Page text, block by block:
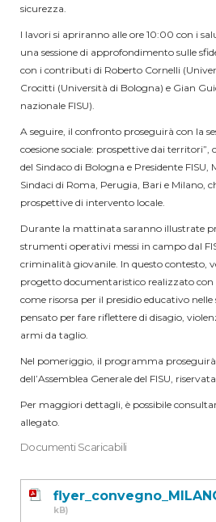
sicurezza.
I lavori si apriranno alle ore 10:00 con i
una sessione di approfondimento sulle
con i contributi di Roberto Cornelli
Crocitti (Università di Bologna) e Gian
nazionale FISU).
A seguire, il confronto proseguirà con la
coesione sociale: prospettive dai territori”,
del Sindaco di Bologna e Presidente FISU,
Sindaci di Roma, Perugia, Bari e Milano,
prospettive di intervento locale.
Durante la mattinata saranno illustrate
strumenti operativi messi in campo dal
criminalità giovanile. In questo contesto,
progetto documentaristico realizzato con
come risorsa per il presidio educativo
pensato per fare riflettere di disagio,
armi da taglio.
Nel pomeriggio, il programma
dell’Assemblea Generale del FISU,
Per maggiori dettagli, è possibile
allegato.
Documenti Scaricabili
kB)